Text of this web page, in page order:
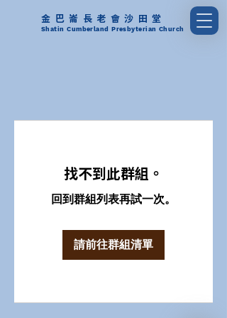
金巴崙長老會沙田堂
Shatin Cumberland Presbyterian Church
找不到此群組。
回到群組列表再試一次。
請前往群組清單